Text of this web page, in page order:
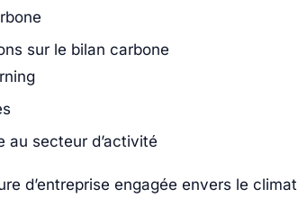
sur le bilan carbone
au secteur d’activité
d’entreprise engagée envers le climat